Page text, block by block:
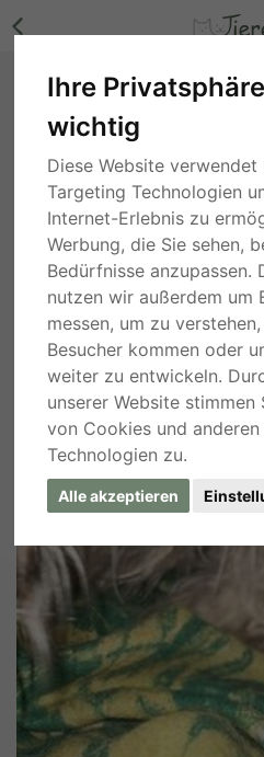
Ihre
wichtig
Diese Website verwendet
Targeting Technologien
Internet-Erlebnis zu
Werbung, die Sie sehen,
Bedürfnisse anzupassen.
nutzen wir außerdem um
messen, um zu
Besucher kommen oder
weiter zu entwickeln.
unserer Website stimmen
von Cookies und
Technologien zu.
Alle akzeptieren
Oleg, - - Rüde Bilder
Berlin, vor 2 Jahren